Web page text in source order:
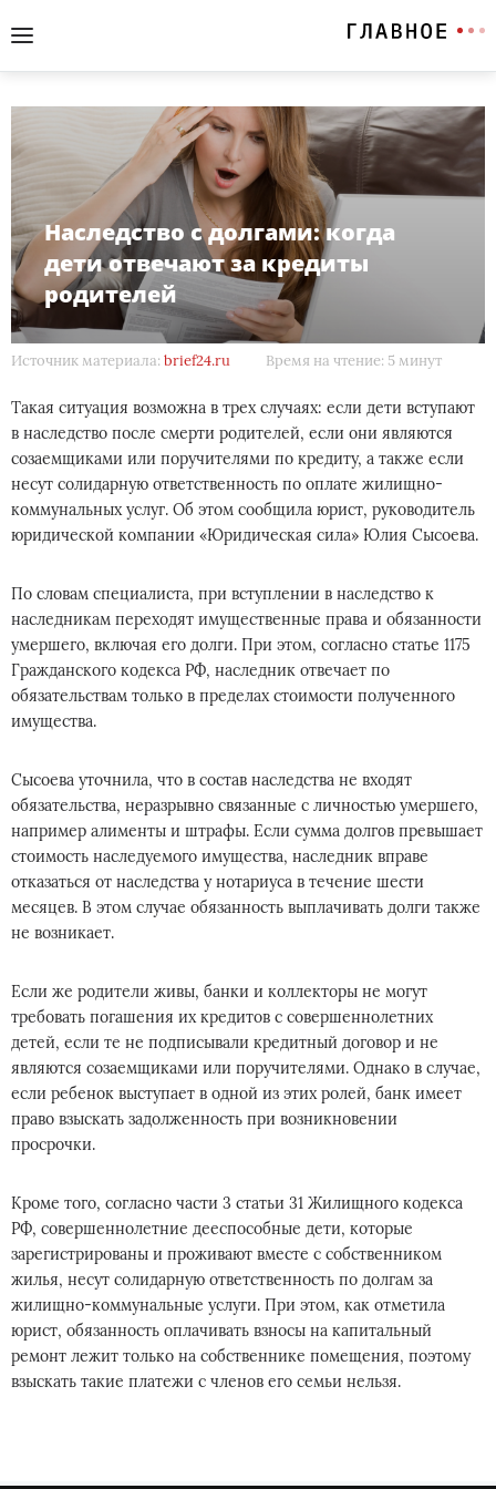
Наследство с долгами: когда
дети отвечают за кредиты
родителей
Источник материала: brief24.ru Время на чтение: 5 минут
Такая ситуация возможна в трех случаях: если дети вступают
в наследство после смерти родителей, если они являются
созаемщиками или поручителями по кредиту, а также если
несут солидарную ответственность по оплате жилищно-
коммунальных услуг. Об этом сообщила юрист, руководитель
юридической компании «Юридическая сила» Юлия Сысоева.
По словам специалиста, при вступлении в наследство к
наследникам переходят имущественные права и обязанности
умершего, включая его долги. При этом, согласно статье 1175
Гражданского кодекса РФ, наследник отвечает по
обязательствам только в пределах стоимости полученного
имущества.
Сысоева уточнила, что в состав наследства не входят
обязательства, неразрывно связанные с личностью умершего,
например алименты и штрафы. Если сумма долгов превышает
стоимость наследуемого имущества, наследник вправе
отказаться от наследства у нотариуса в течение шести
месяцев. В этом случае обязанность выплачивать долги также
не возникает.
Если же родители живы, банки и коллекторы не могут
требовать погашения их кредитов с совершеннолетних
детей, если те не подписывали кредитный договор и не
являются созаемщиками или поручителями. Однако в случае,
если ребенок выступает в одной из этих ролей, банк имеет
право взыскать задолженность при возникновении
просрочки.
Кроме того, согласно части 3 статьи 31 Жилищного кодекса
РФ, совершеннолетние дееспособные дети, которые
зарегистрированы и проживают вместе с собственником
жилья, несут солидарную ответственность по долгам за
жилищно-коммунальные услуги. При этом, как отметила
юрист, обязанность оплачивать взносы на капитальный
ремонт лежит только на собственнике помещения, поэтому
взыскать такие платежи с членов его семьи нельзя.